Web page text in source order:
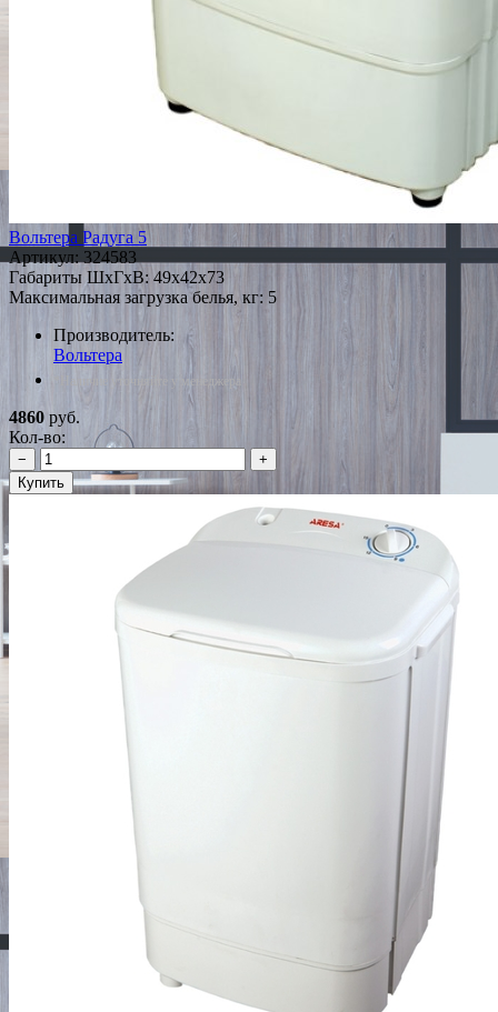
Вольтера Радуга 5
Артикул: 324583
Габариты ШxГxВ: 49x42x73
Максимальная загрузка белья, кг: 5
Производитель:
Вольтера
*Наличие уточняйте у менеджера
4860 руб.
Кол-во:
−
+
Купить